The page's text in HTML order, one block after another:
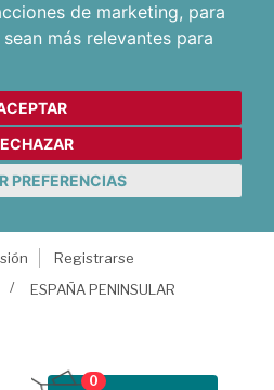
de marketing, para
más relevantes para
PREFERENCIAS
Registrarse
ESPAÑA PENINSULAR
0